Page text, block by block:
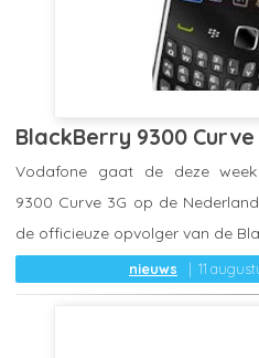
BlackBerry 9300
nieuws 11
Vodafone gaat de deze week
9300 Curve 3G op de
de officieuze opvolger van de